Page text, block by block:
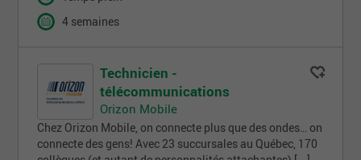
4 semaines
Technicien -
télécommunications
Orizon Mobile
Chez Orizon Mobile, on connecte plus que des ondes… on
connecte des gens! Avec 23 succursales au Québec, 170